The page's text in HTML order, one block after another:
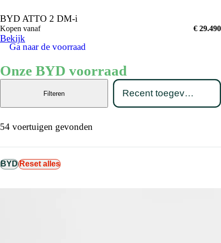
BYD ATTO 2 DM-i
Kopen vanaf € 29.490
Bekijk
Onze BYD voorraad
Ga naar de voorraad
54 voertuigen gevonden
Filteren
BYDReset alles